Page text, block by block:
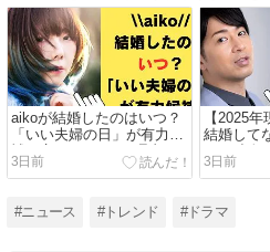
aikoが結婚したのはいつ？
「いい夫婦の日」が有力候
補と言われる3つの理由！
3日前
【2025
結婚して
のに独身
が衝撃的！
3日前
#ニュース #トレンド #ドラマ